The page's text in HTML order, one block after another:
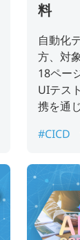
料
自動化
方、対
18ペー
UIテス
携を通
援する
#CICD
ト資産
スト